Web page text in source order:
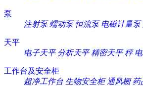
泵
注射泵 蠕动泵 恒流泵 电磁计量泵
天平
电子天平 分析天平 精密天平 秤
工作台及安全柜
超净工作台 生物安全柜 通风橱 药